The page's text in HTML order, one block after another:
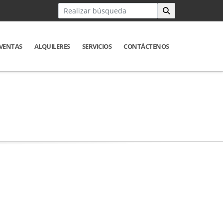
ALQUILERES SERVICIOS CONTÁCTENOS